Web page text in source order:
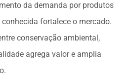
da demanda por produtos
fortalece o mercado.
conservação ambiental,
agrega valor e amplia